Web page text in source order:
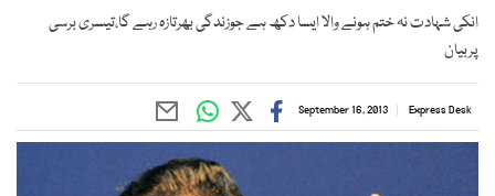
انکی شہادت نہ ختم ہونے والا ایسا دکھ ہے جوزندگی بھرتازہ رہے گا،تیسری برسی
پربیان
Express Desk
September 16, 2013